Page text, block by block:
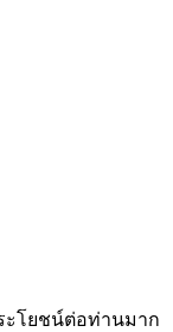
ะโยชน์ต่อท่านมาก